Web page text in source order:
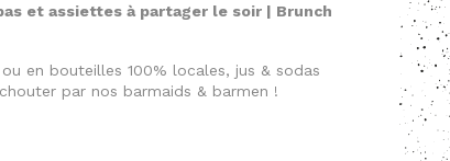
et assiettes à partager le soir | Brunch
en bouteilles 100% locales, jus & sodas
par nos barmaids & barmen !